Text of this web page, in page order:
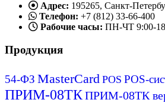
Адрес: 195265, Санкт-
Телефон: +7 (812) 33-66-400
Рабочие часы: ПН-ЧТ 9:00-
Продукция
54-ФЗ MasterCard POS POS-
ПРИМ-08ТКПРИМ-08ТК